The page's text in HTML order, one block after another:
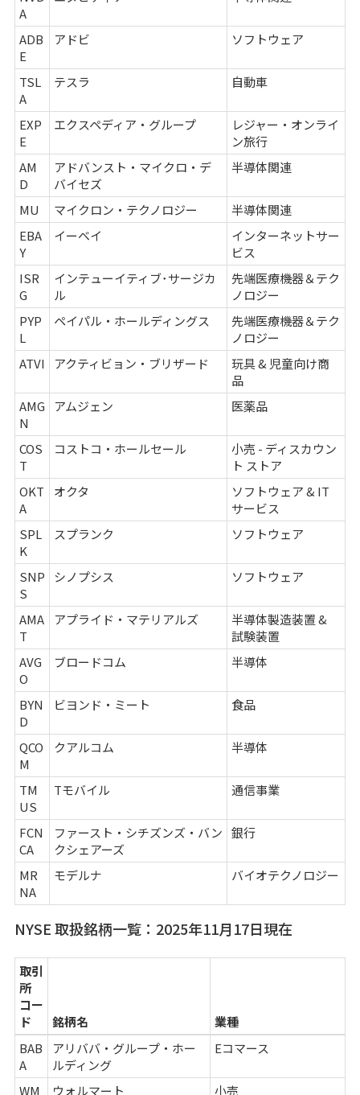
A
ADB
E
アドビ ソフトウェア
TSL
A
テスラ 自動車
EXP
E
エクスペディア・グループ
レジャー・オンライ
ン旅行
AM
D
アドバンスト・マイクロ・デ
バイセズ
半導体関連
MU マイクロン・テクノロジー
半導体関連
EBA
Y
イーベイ
インターネットサー
ビス
ISR
G
インテューイティブ･サージカ
ル
先端医療機器＆テク
ノロジー
PYP
L
ペイパル・ホールディングス
先端医療機器＆テク
ノロジー
ATVI
アクティビョン・ブリザード
玩具 & 児童向け商
品
AMG
N
アムジェン 医薬品
COS
T
コストコ・ホールセール
小売 - ディスカウン
ト ストア
OKT
A
オクタ
ソフトウェア & IT
サービス
SPL
K
スプランク ソフトウェア
SNP
S
シノプシス ソフトウェア
AMA
T
アプライド・マテリアルズ
半導体製造装置 &
試験装置
AVG
O
ブロードコム 半導体
BYN
D
ビヨンド・ミート 食品
QCO
M
クアルコム 半導体
TM
US
Tモバイル 通信事業
FCN
CA
ファースト・シチズンズ・バン
クシェアーズ
銀行
MR
NA
モデルナ バイオテクノロジー
NYSE 取扱銘柄一覧：2025年11月17日現在
取引
所
コー
ド
銘柄名
業種
BAB
A
アリババ・グループ・ホー
ルディング
Eコマース
WM ウォルマート 小売